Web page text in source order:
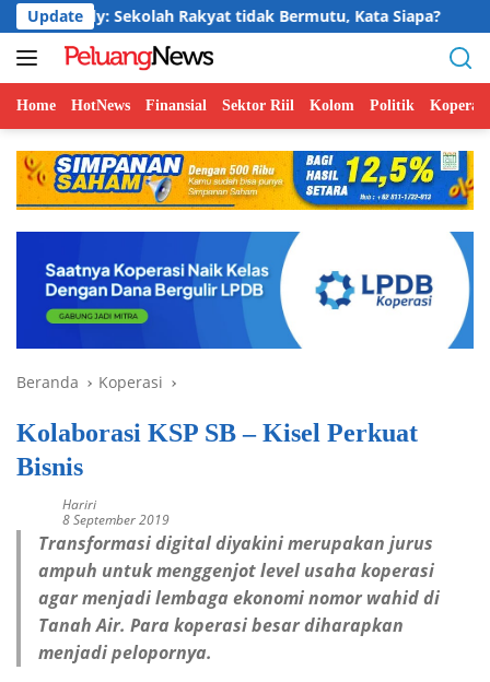
Langsung
ke
konten
Update
Sekolah Rakyat tidak Bermutu, Kata Siapa? Jelajah
Home HotNews Finansial Sektor Riil Kolom Politik Koperasi
Beranda Koperasi
Kolaborasi KSP SB – Kisel Perkuat
Bisnis
Hariri
8 September 2019
Transformasi digital diyakini merupakan jurus
ampuh untuk menggenjot level usaha koperasi
agar menjadi lembaga ekonomi nomor wahid di
Tanah Air. Para koperasi besar diharapkan
menjadi pelopornya.